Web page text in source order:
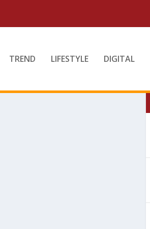
TREND LIFESTYLE DIGITAL